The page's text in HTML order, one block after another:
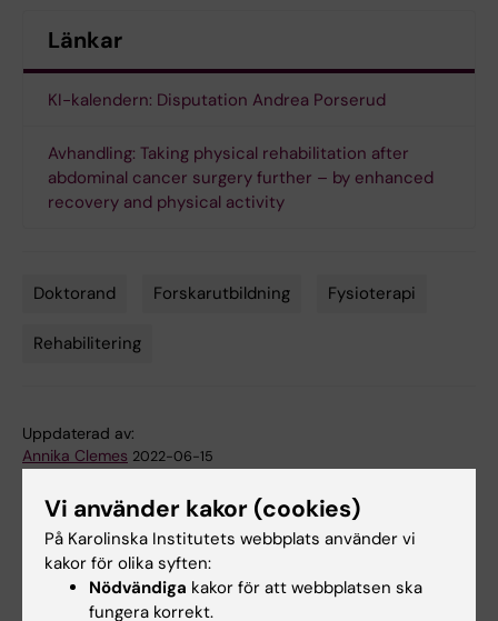
Länkar
KI-kalendern: Disputation Andrea Porserud
Avhandling: Taking physical rehabilitation after
abdominal cancer surgery further – by enhanced
recovery and physical activity
Doktorand Forskarutbildning Fysioterapi
Rehabilitering
Uppdaterad av:
Annika Clemes 2022-06-15
Dela
Vi använder kakor (cookies)
På Karolinska Institutets webbplats använder vi
kakor för olika syften:
Nödvändiga kakor för att webbplatsen ska
fungera korrekt.